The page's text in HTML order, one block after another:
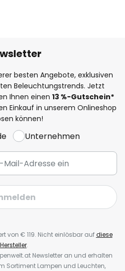
besten Angebote, exklusiven
Beleuchtungstrends. Jetzt
Ihnen einen 13 %-Gutschein*
Einkauf in unserem Onlineshop
können!
Unternehmen
von € 119. Nicht einlösbar aufdiese
Hersteller.
Newsletter an und erhalten
Sortiment Lampen und Leuchten,